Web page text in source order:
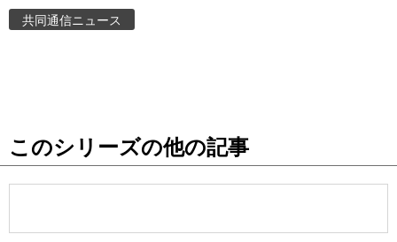
Images
お知らせ
公式SNS
共同通信ニュース
このシリーズの他の記事